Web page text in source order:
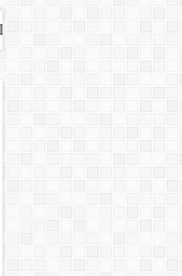
FONDS DE